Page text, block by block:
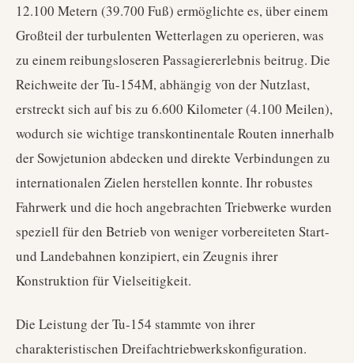
12.100 Metern (39.700 Fuß) ermöglichte es, über einem
Großteil der turbulenten Wetterlagen zu operieren, was
zu einem reibungsloseren Passagiererlebnis beitrug. Die
Reichweite der Tu-154M, abhängig von der Nutzlast,
erstreckt sich auf bis zu 6.600 Kilometer (4.100 Meilen),
wodurch sie wichtige transkontinentale Routen innerhalb
der Sowjetunion abdecken und direkte Verbindungen zu
internationalen Zielen herstellen konnte. Ihr robustes
Fahrwerk und die hoch angebrachten Triebwerke wurden
speziell für den Betrieb von weniger vorbereiteten Start-
und Landebahnen konzipiert, ein Zeugnis ihrer
Konstruktion für Vielseitigkeit.
Die Leistung der Tu-154 stammte von ihrer
charakteristischen Dreifachtriebwerkskonfiguration.